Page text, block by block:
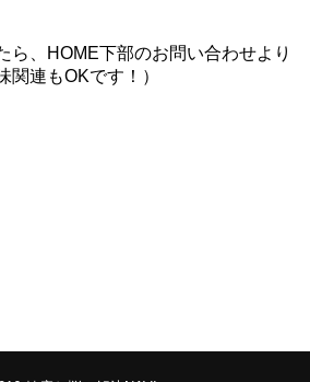
ら、HOME下部のお問い合わせより
関連もOKです！）